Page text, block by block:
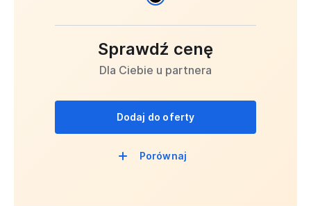
Sprawdź cenę
Dla Ciebie u partnera
Dodaj do oferty
Porównaj